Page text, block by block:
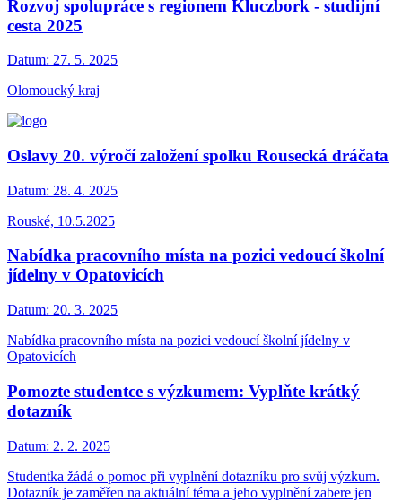
Rozvoj spolupráce s regionem Kluczbork - studijní
cesta 2025
Datum: 27. 5. 2025
Olomoucký kraj
Oslavy 20. výročí založení spolku Rousecká dráčata
Datum: 28. 4. 2025
Rouské, 10.5.2025
Nabídka pracovního místa na pozici vedoucí školní
jídelny v Opatovicích
Datum: 20. 3. 2025
Nabídka pracovního místa na pozici vedoucí školní jídelny v
Opatovicích
Pomozte studentce s výzkumem: Vyplňte krátký
dotazník
Datum: 2. 2. 2025
Studentka žádá o pomoc při vyplnění dotazníku pro svůj výzkum.
Dotazník je zaměřen na aktuální téma a jeho vyplnění zabere jen